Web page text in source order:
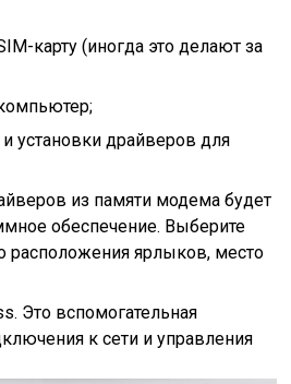
карту (иногда это делают за
установки драйверов для
из памяти модема будет
обеспечение. Выберите
расположения ярлыков, место
Это вспомогательная
к сети и управления